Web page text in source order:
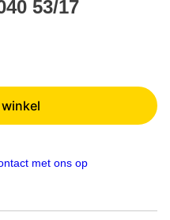
53/17
met ons op